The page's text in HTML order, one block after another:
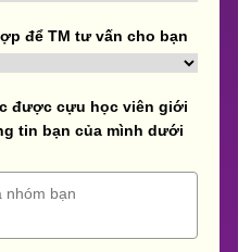
để TM tư vấn cho bạn
được cựu học viên giới
tin bạn của mình dưới